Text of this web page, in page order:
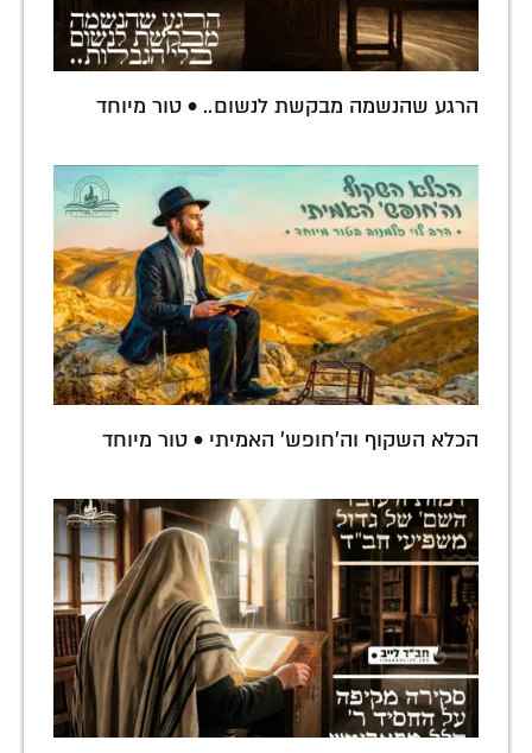
הרגע שהנשמה מבקשת לנשום.. • טור מיוחד
הכלא השקוף וה'חופש' האמיתי • טור מיוחד